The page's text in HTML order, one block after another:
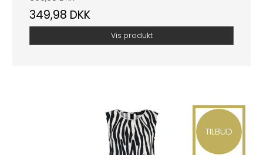
349,98 DKK
Vis produkt
TILBUD